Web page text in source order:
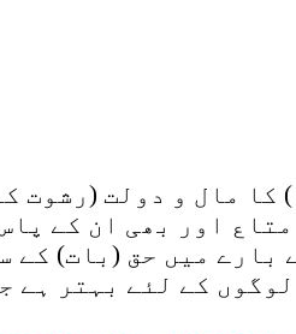
کا مال و دولت (رشوت
اور بھی ان کے
بارے میں حق (بات) کے
کے لئے بہتر ہے